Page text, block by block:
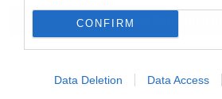
CONFIRM
Data Deletion Data Access
ΟΛΕΣ ΟΙ ΕΙΔΗΣΕΙΣ